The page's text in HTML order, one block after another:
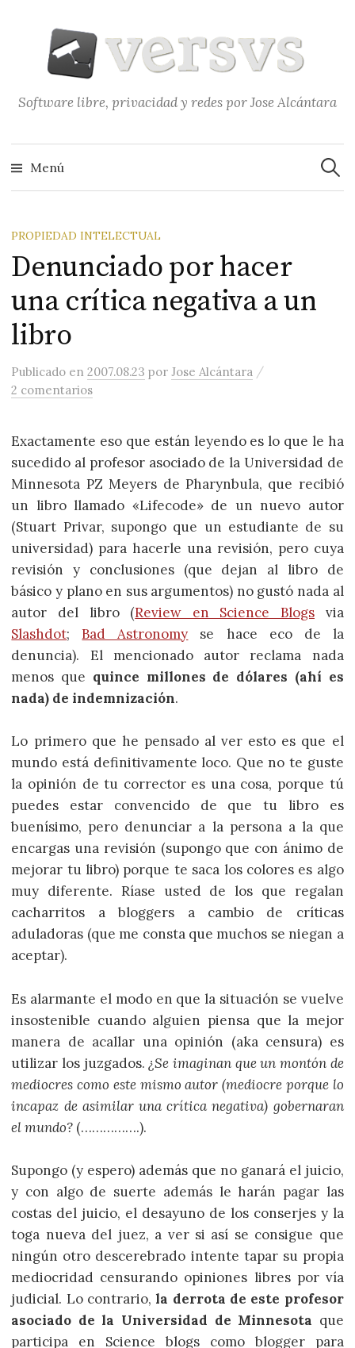
contenido
Software libre, privacidad y redes por Jose Alcántara
Menú
PROPIEDAD INTELECTUAL
Denunciado por hacer
una crítica negativa a un
libro
Publicado en2007.08.23 porJose Alcántara /
2 comentarios
Exactamente eso que están leyendo es lo que le ha
sucedido al profesor asociado de la Universidad de
Minnesota PZ Meyers de Pharynbula, que recibió
un libro llamado «Lifecode» de un nuevo autor
(Stuart Privar, supongo que un estudiante de su
universidad) para hacerle una revisión, pero cuya
revisión y conclusiones (que dejan al libro de
básico y plano en sus argumentos) no gustó nada al
autor del libro (Review en Science Blogs via
Slashdot;Bad Astronomy se hace eco de la
denuncia). El mencionado autor reclama nada
menos que quince millones de dólares (ahí es
nada) de indemnización.
Lo primero que he pensado al ver esto es que el
mundo está definitivamente loco. Que no te guste
la opinión de tu corrector es una cosa, porque tú
puedes estar convencido de que tu libro es
buenísimo, pero denunciar a la persona a la que
encargas una revisión (supongo que con ánimo de
mejorar tu libro) porque te saca los colores es algo
muy diferente. Ríase usted de los que regalan
cacharritos a bloggers a cambio de críticas
aduladoras (que me consta que muchos se niegan a
aceptar).
Es alarmante el modo en que la situación se vuelve
insostenible cuando alguien piensa que la mejor
manera de acallar una opinión (aka censura) es
utilizar los juzgados.¿Se imaginan que un montón de
mediocres como este mismo autor (mediocre porque lo
incapaz de asimilar una crítica negativa) gobernaran
el mundo? (…………….).
Supongo (y espero) además que no ganará el juicio,
y con algo de suerte además le harán pagar las
costas del juicio, el desayuno de los conserjes y la
toga nueva del juez, a ver si así se consigue que
ningún otro descerebrado intente tapar su propia
mediocridad censurando opiniones libres por vía
judicial. Lo contrario, la derrota de este profesor
asociado de la Universidad de Minnesota que
participa en Science blogs como blogger para